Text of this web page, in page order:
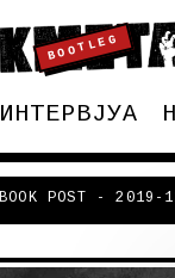
BOOTLEG
ИНТЕРВЈУА
POST - 2019-